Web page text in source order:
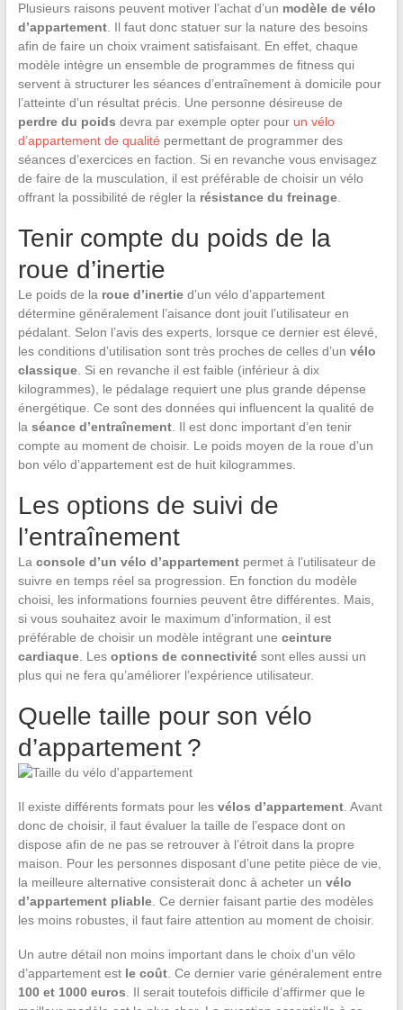
Plusieurs raisons peuvent motiver l’achat d’un modèle de vélo
d’appartement. Il faut donc statuer sur la nature des besoins
afin de faire un choix vraiment satisfaisant. En effet, chaque
modèle intègre un ensemble de programmes de fitness qui
servent à structurer les séances d’entraînement à domicile pour
l’atteinte d’un résultat précis. Une personne désireuse de
perdre du poids devra par exemple opter pour un vélo
d’appartement de qualité permettant de programmer des
séances d’exercices en faction. Si en revanche vous envisagez
de faire de la musculation, il est préférable de choisir un vélo
offrant la possibilité de régler la résistance du freinage.
Tenir compte du poids de la
roue d’inertie
Le poids de la roue d’inertied’un vélo d’appartement
détermine généralement l’aisance dont jouit l’utilisateur en
pédalant. Selon l’avis des experts, lorsque ce dernier est élevé,
les conditions d’utilisation sont très proches de celles d’un vélo
classique. Si en revanche il est faible (inférieur à dix
kilogrammes), le pédalage requiert une plus grande dépense
énergétique. Ce sont des données qui influencent la qualité de
la séance d’entraînement. Il est donc important d’en tenir
compte au moment de choisir. Le poids moyen de la roue d’un
bon vélo d’appartement est de huit kilogrammes.
Les options de suivi de
l’entraînement
La console d’un vélo d’appartementpermet à l’utilisateur de
suivre en temps réel sa progression. En fonction du modèle
choisi, les informations fournies peuvent être différentes. Mais,
si vous souhaitez avoir le maximum d’information, il est
préférable de choisir un modèle intégrant une ceinture
cardiaque. Les options de connectivitésont elles aussi un
plus qui ne fera qu’améliorer l’expérience utilisateur.
Quelle taille pour son vélo
d’appartement ?
Il existe différents formats pour les vélos d’appartement. Avant
donc de choisir, il faut évaluer la taille de l’espace dont on
dispose afin de ne pas se retrouver à l’étroit dans la propre
maison. Pour les personnes disposant d’une petite pièce de vie,
la meilleure alternative consisterait donc à acheter un vélo
d’appartement pliable. Ce dernier faisant partie des modèles
les moins robustes, il faut faire attention au moment de choisir.
Un autre détail non moins important dans le choix d’un vélo
d’appartement est le coût. Ce dernier varie généralement entre
100 et 1000 euros . Il serait toutefois difficile d’affirmer que le